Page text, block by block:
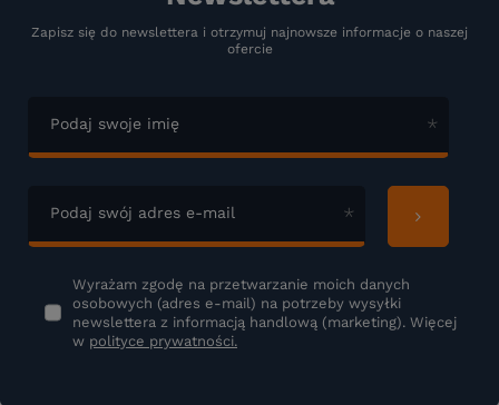
Zapisz się do newslettera i otrzymuj najnowsze informacje o naszej
ofercie
Podaj swoje imię
Podaj swój adres e-mail
Wyrażam zgodę na przetwarzanie moich danych
osobowych (adres e-mail) na potrzeby wysyłki
newslettera z informacją handlową (marketing). Więcej
w polityce prywatności.